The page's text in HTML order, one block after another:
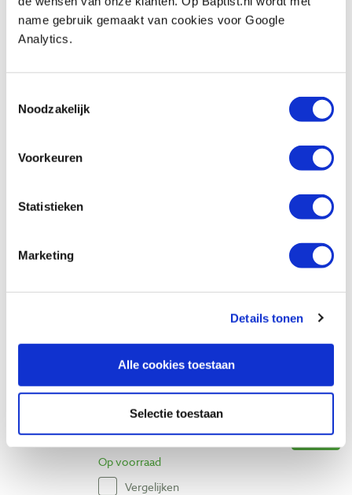
name gebruik gemaakt van cookies voor Google
Analytics.
Noodzakelijk
Voorkeuren
Statistieken
Marketing
Details tonen
Alle cookies toestaan
Selectie toestaan
Artikelnummer: 778746
Zobo centreerpunt 14,5 mm
Artikelnummer: 30059
€ 7,15 incl. btw
€ 5,91 excl. btw
Op voorraad
Vergelijken